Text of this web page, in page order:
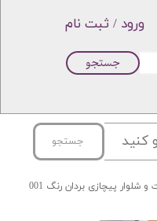
ورود / ثبت نام
جستجو
شلوار پیچازی بردان رنگ 001
جستجو